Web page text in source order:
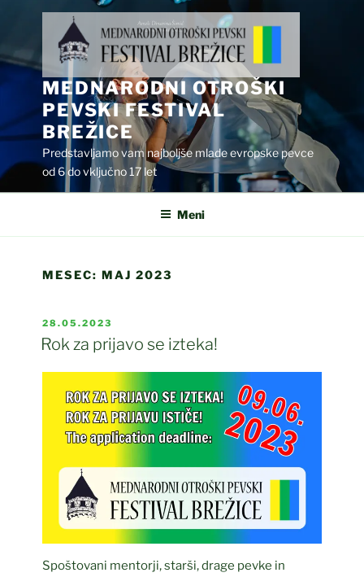
vsebino
MEDNARODNI OTROŠKI
PEVSKI FESTIVAL
BREŽICE
Predstavljamo vam najboljše mlade evropske pevce
od 6 do vključno 17 let
Meni
MESEC:MAJ 2023
OBJAVLJENO
DNE
28.05.2023
Rok za prijavo se izteka!
Spoštovani mentorji, starši, drage pevke in